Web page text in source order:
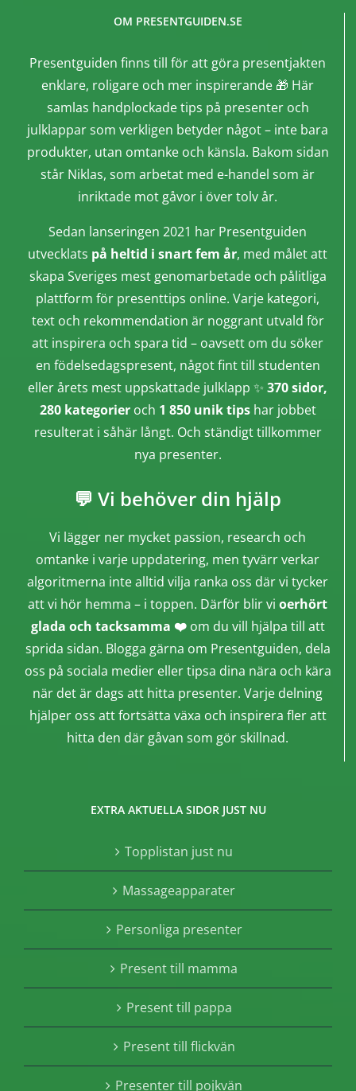
OM PRESENTGUIDEN.SE
Presentguiden finns till för att göra presentjakten
enklare, roligare och mer inspirerande 🎁 Här
samlas handplockade tips på presenter och
julklappar som verkligen betyder något – inte bara
produkter, utan omtanke och känsla. Bakom sidan
står Niklas, som arbetat med e-handel som är
inriktade mot gåvor i över tolv år.
Sedan lanseringen 2021 har Presentguiden
utvecklats på heltid i snart fem år, med målet att
skapa Sveriges mest genomarbetade och pålitliga
plattform för presenttips online. Varje kategori,
text och rekommendation är noggrant utvald för
att inspirera och spara tid – oavsett om du söker
en födelsedagspresent, något fint till studenten
eller årets mest uppskattade julklapp ✨ 370 sidor,
280 kategorieroch 1 850 unik tipshar jobbet
resulterat i såhär långt. Och ständigt tillkommer
nya presenter.
💬 Vi behöver din hjälp
Vi lägger ner mycket passion, research och
omtanke i varje uppdatering, men tyvärr verkar
algoritmerna inte alltid vilja ranka oss där vi tycker
att vi hör hemma – i toppen. Därför blir vi oerhört
glada och tacksamma ❤️om du vill hjälpa till att
sprida sidan. Blogga gärna om Presentguiden, dela
oss på sociala medier eller tipsa dina nära och kära
när det är dags att hitta presenter. Varje delning
hjälper oss att fortsätta växa och inspirera fler att
hitta den där gåvan som gör skillnad.
EXTRA AKTUELLA SIDOR JUST NU
Topplistan just nu
Massageapparater
Personliga presenter
Present till mamma
Present till pappa
Present till flickvän
Presenter till pojkvän